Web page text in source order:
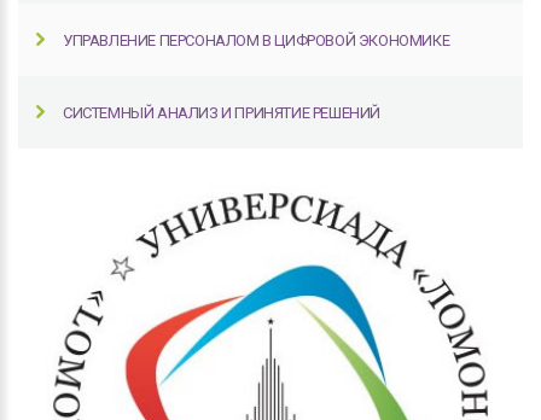
УПРАВЛЕНИЕ ПЕРСОНАЛОМ В ЦИФРОВОЙ ЭКОНОМИКЕ
СИСТЕМНЫЙ АНАЛИЗ И ПРИНЯТИЕ РЕШЕНИЙ